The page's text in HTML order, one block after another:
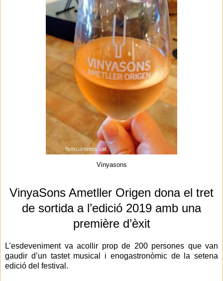
Vinyasons
VinyaSons Ametller Origen dona el tret
de sortida a l’edició 2019 amb una
première d’èxit
L’esdeveniment va acollir prop de 200 persones que van
gaudir d’un tastet musical i enogastronòmic de la setena
edició del festival.